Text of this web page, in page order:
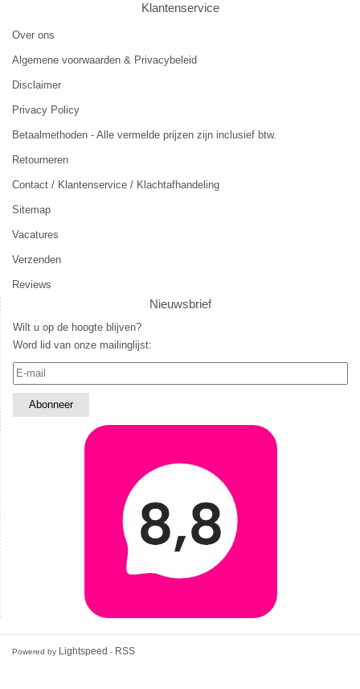
Klantenservice
Over ons
Algemene voorwaarden & Privacybeleid
Disclaimer
Privacy Policy
Betaalmethoden - Alle vermelde prijzen zijn inclusief btw.
Retourneren
Contact / Klantenservice / Klachtafhandeling
Sitemap
Vacatures
Verzenden
Reviews
Nieuwsbrief
Wilt u op de hoogte blijven?
Word lid van onze mailinglijst:
Powered by Lightspeed - RSS